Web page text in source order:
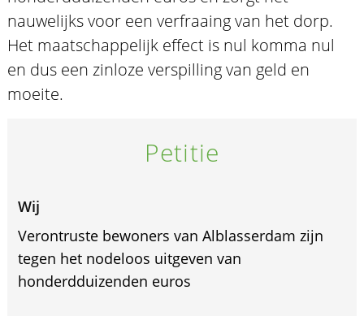
nauwelijks voor een verfraaing van het dorp.
Het maatschappelijk effect is nul komma nul
en dus een zinloze verspilling van geld en
moeite.
Petitie
Wij
Verontruste bewoners van Alblasserdam zijn
tegen het nodeloos uitgeven van
honderdduizenden euros